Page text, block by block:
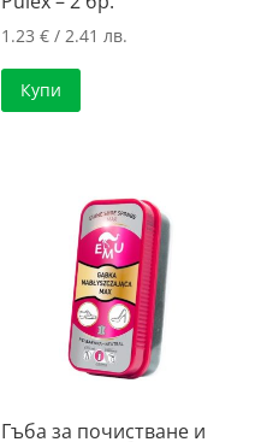
1.23€ / 2.41 лв.
Купи
Гъба за почистване и